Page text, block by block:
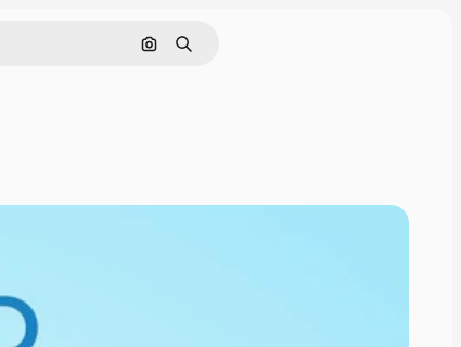
Cerca per immagine
Ricerca